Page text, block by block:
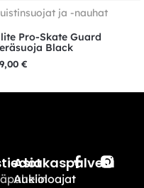
ja -nauhat
Pro-Skate Guard
Black
€
Asiakaspalvelu
Aukioloajat